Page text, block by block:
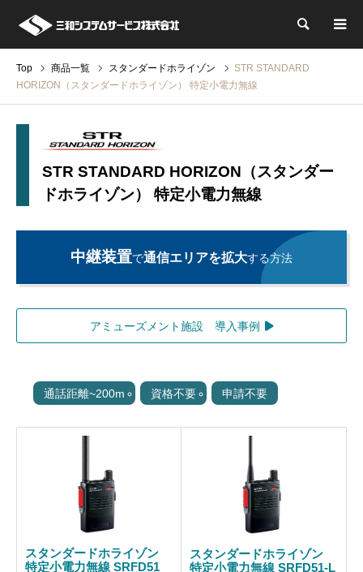
検索
Top 商品一覧 スタンダードホライゾン
STR STANDARD
HORIZON（スタンダードホライゾン） 特定小電力無線
STR STANDARD HORIZON（スタンダー
ドホライゾン） 特定小電力無線
中継装置で通信エリアを拡大する方法
アミューズメント施設 導入事例
通話距離~200m 資格不要 申請不要
スタンダードホライゾン
特定小電力無線 SRFD51
スタンダードホライゾン
特定小電力無線 SRFD51-L